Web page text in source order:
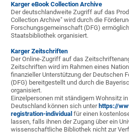
Karger eBook Collection Archive
Der deutschlandweite Zugriff auf das
Collection Archive" wird durch die
Forschungsgemeinschaft (DFG)
Staatsbibliothek organisiert.
Karger Zeitschriften
Der Online-Zugriff auf das
Zeitschriften wird im Rahmen eines
finanzieller Unterstützung der Deutschen
(DFG) bereitgestellt und durch die
organisiert.
Einzelpersonen mit ständigem Wohnsitz
Deutschland können sich unter https://
registration-individual für einen
lassen, falls ihnen der Zugang über ein
wissenschaftliche Bibliothek nicht zur